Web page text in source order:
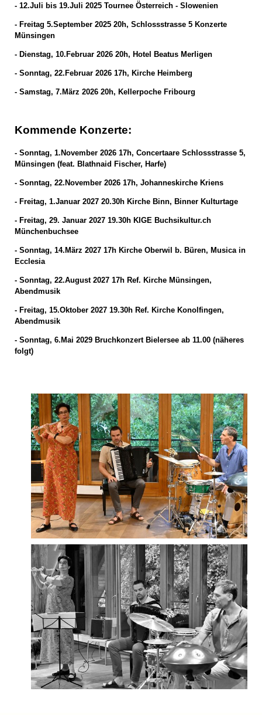
- 12.Juli bis 19.Juli 2025 Tournee Österreich - Slowenien
- Freitag 5.September 2025 20h, Schlossstrasse 5 Konzerte
Münsingen
- Dienstag, 10.Februar 2026 20h, Hotel Beatus Merligen
- Sonntag, 22.Februar 2026 17h, Kirche Heimberg
- Samstag, 7.März 2026 20h, Kellerpoche Fribourg
Kommende Konzerte:
- Sonntag, 1.November 2026 17h, Concertaare Schlossstrasse 5,
Münsingen (feat. Blathnaid Fischer, Harfe)
- Sonntag, 22.November 2026 17h, Johanneskirche Kriens
- Freitag, 1.Januar 2027 20.30h Kirche Binn, Binner Kulturtage
- Freitag, 29. Januar 2027 19.30h KIGE Buchsikultur.ch
Münchenbuchsee
- Sonntag, 14.März 2027 17h Kirche Oberwil b. Büren, Musica in
Ecclesia
- Sonntag, 22.August 2027 17h Ref. Kirche Münsingen,
Abendmusik
- Freitag, 15.Oktober 2027 19.30h Ref. Kirche Konolfingen,
Abendmusik
- Sonntag, 6.Mai 2029 Bruchkonzert Bielersee ab 11.00 (näheres
folgt)